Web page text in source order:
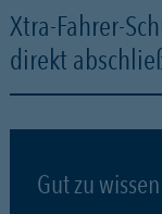
Xtra-Fahrer-
direkt
Gut zu wissen